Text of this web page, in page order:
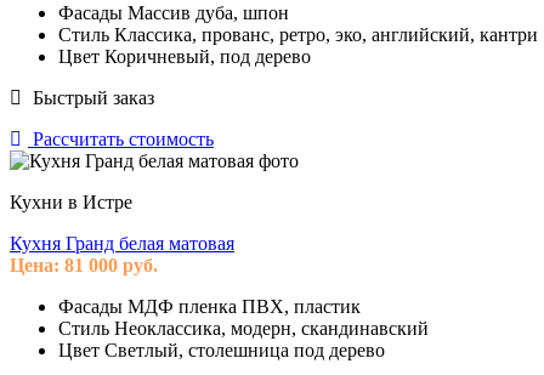
Фасады Массив дуба, шпон
Стиль Классика, прованс, ретро, эко, английский, кантри
Цвет Коричневый, под дерево
Быстрый заказ
Рассчитать стоимость
Кухни в Истре
Кухня Гранд белая матовая
Цена: 81 000 руб.
Фасады МДФ пленка ПВХ, пластик
Стиль Неоклассика, модерн, скандинавский
Цвет Светлый, столешница под дерево